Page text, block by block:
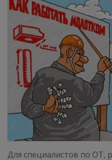
Для специалистов по ОТ,